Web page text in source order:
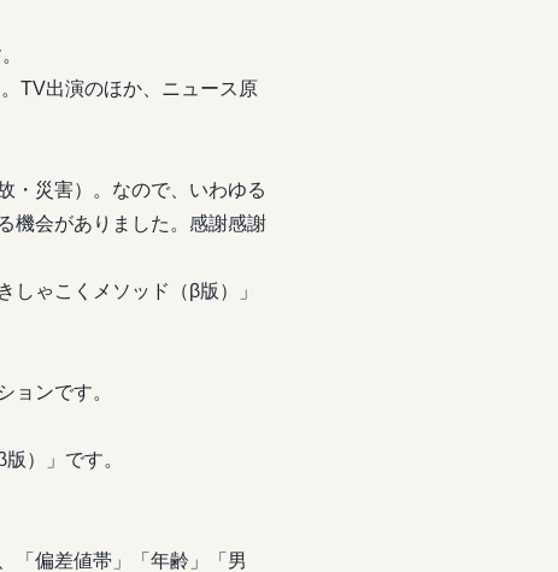
TV出演のほか、ニュース原
・災害）。なので、いわゆる
機会がありました。感謝感謝
ゃこくメソッド（β版）」
ョンです。
）」です。
「偏差値帯」「年齢」「男